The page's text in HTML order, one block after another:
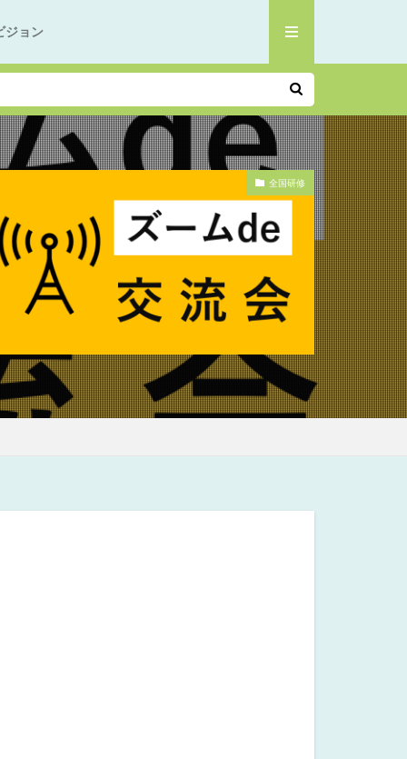
ジョン
全国研修